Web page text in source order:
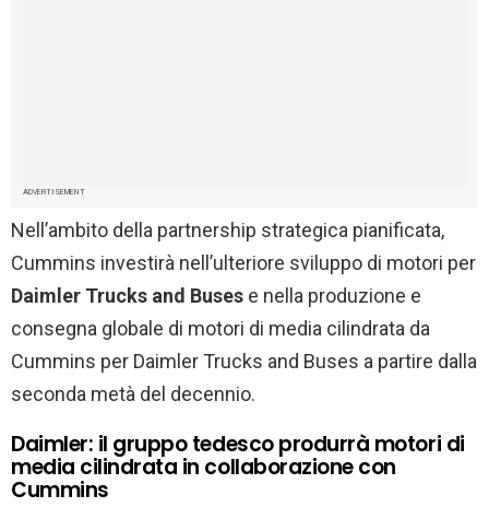
ADVERTISEMENT
Nell’ambito della partnership strategica pianificata,
Cummins investirà nell’ulteriore sviluppo di motori per
Daimler Trucks and Buses e nella produzione e
consegna globale di motori di media cilindrata da
Cummins per Daimler Trucks and Buses a partire dalla
seconda metà del decennio.
Daimler: il gruppo tedesco produrrà motori di
media cilindrata in collaborazione con
Cummins